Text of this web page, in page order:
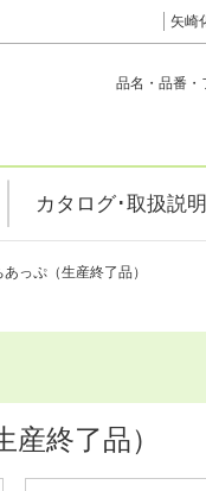
矢崎
品名・品番・
カタログ･取扱説
あっぷ（生産終了品）
終了品）